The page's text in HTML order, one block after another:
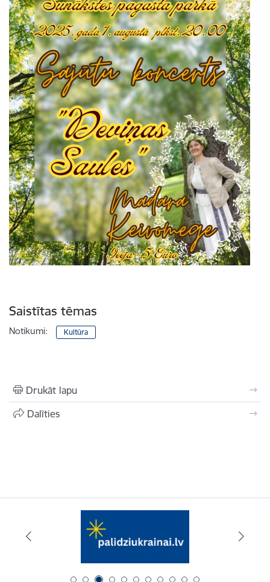
Saistītas tēmas
Notikumi: Kultūra
Drukāt lapu
Dalīties